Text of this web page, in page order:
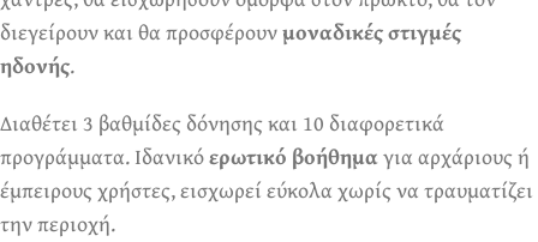
διεγείρουν και θα προσφέρουνμοναδικές στιγμές
ηδονής.
Διαθέτει 3 βαθμίδες δόνησης και 10 διαφορετικά
προγράμματα. Ιδανικόερωτικό βοήθημαγια αρχάριους ή
έμπειρους χρήστες, εισχωρεί εύκολα χωρίς να τραυματίζει
την περιοχή.